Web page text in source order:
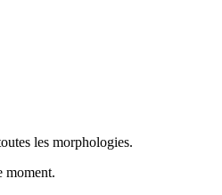
les morphologies.
moment.